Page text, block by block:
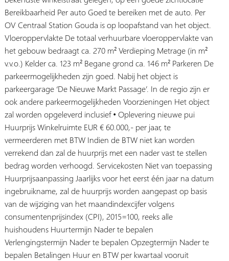
Bereikbaarheid Per auto Goed te bereiken met de auto. Per
OV Centraal Station Gouda is op loopafstand van het object.
Vloeroppervlakte De totaal verhuurbare vloeroppervlakte van
het gebouw bedraagt ca. 270 m² Verdieping Metrage (in m²
v.v.o.) Kelder ca. 123 m² Begane grond ca. 146 m² Parkeren De
parkeermogelijkheden zijn goed. Nabij het object is
parkeergarage ‘De Nieuwe Markt Passage’. In de regio zijn er
ook andere parkeermogelijkheden Voorzieningen Het object
zal worden opgeleverd inclusief • Oplevering nieuwe pui
Huurprijs Winkelruimte EUR € 60.000,- per jaar, te
vermeerderen met BTW Indien de BTW niet kan worden
verrekend dan zal de huurprijs met een nader vast te stellen
bedrag worden verhoogd. Servicekosten Niet van toepassing
Huurprijsaanpassing Jaarlijks voor het eerst één jaar na datum
ingebruikname, zal de huurprijs worden aangepast op basis
van de wijziging van het maandindexcijfer volgens
consumentenprijsindex (CPI), 2015=100, reeks alle
huishoudens Huurtermijn Nader te bepalen
Verlengingstermijn Nader te bepalen Opzegtermijn Nader te
bepalen Betalingen Huur en BTW per kwartaal vooruit